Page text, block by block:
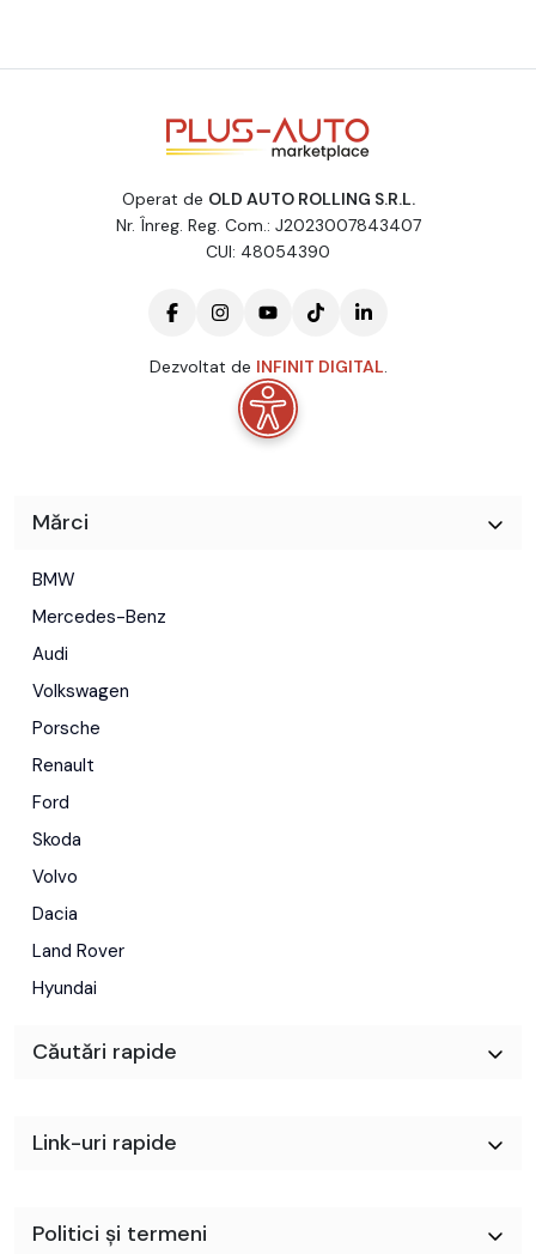
Operat de OLD AUTO ROLLING S.R.L.
Nr. Înreg. Reg. Com.: J2023007843407
CUI: 48054390
Dezvoltat de INFINIT DIGITAL.
Mărci
BMW
Mercedes-Benz
Audi
Volkswagen
Porsche
Renault
Ford
Skoda
Volvo
Dacia
Land Rover
Hyundai
Căutări rapide
Link-uri rapide
Politici și termeni